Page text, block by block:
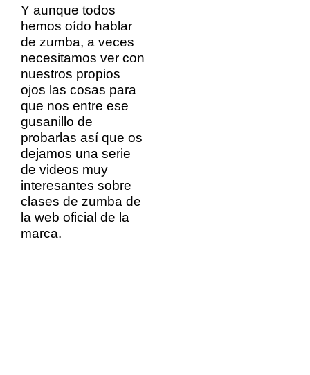
Y aunque todos
hemos oído hablar
de zumba, a veces
necesitamos ver con
nuestros propios
ojos las cosas para
que nos entre ese
gusanillo de
probarlas así que os
dejamos una serie
de videos muy
interesantes sobre
clases de zumba de
la web oficial de la
marca.